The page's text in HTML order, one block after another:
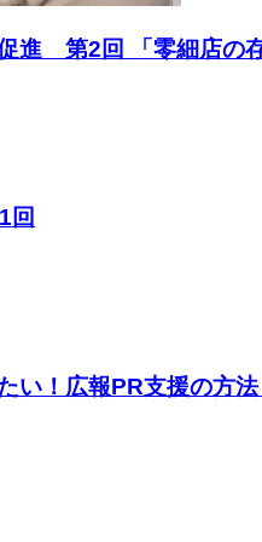
進 第2回 「零細店の
回
い！広報PR支援の方